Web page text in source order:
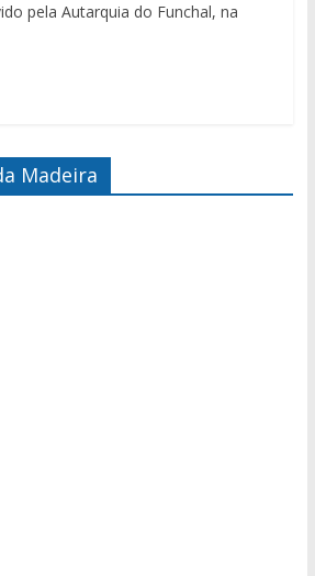
pela Autarquia do Funchal, na
Madeira